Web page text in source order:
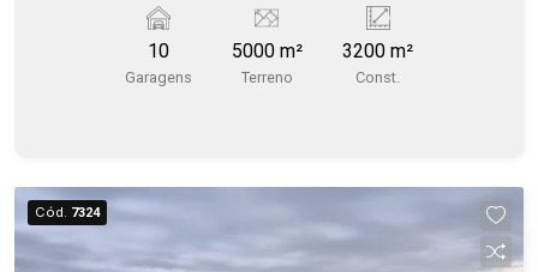
Avenida Marginal à Rodovia Marechal Rondon,
uma lateral e outra ao fundo no mesmo nível do
barracão principal. 2 plataformas para carga e
interna ao piso principal 2 suítes de apoio
Estacionamento privativo na frente do imóvel,
com 870 m² 20 vagas de garagem livres 3.200
10
Garagens
5000 m²
Terreno
3200 m²
Const.
Cód. 7324